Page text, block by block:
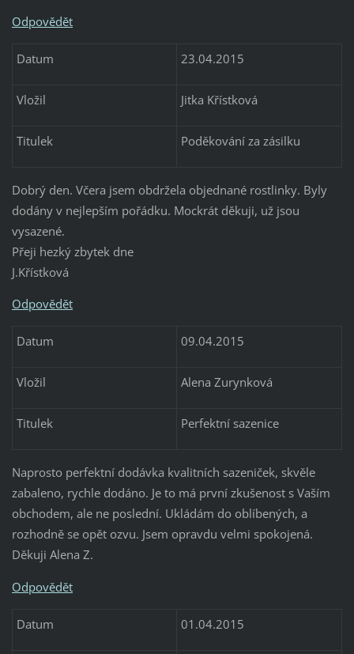
Odpovědět
Datum 23.04.2015
Vložil Jitka Křístková
Titulek Poděkování za zásilku
Dobrý den. Včera jsem obdržela objednané rostlinky. Byly
dodány v nejlepším pořádku. Mockrát děkuji, už jsou
vysazené.
Přeji hezký zbytek dne
J.Křístková
Odpovědět
Datum 09.04.2015
Vložil Alena Zurynková
Titulek Perfektní sazenice
Naprosto perfektní dodávka kvalitních sazeniček, skvěle
zabaleno, rychle dodáno. Je to má první zkušenost s Vaším
obchodem, ale ne poslední. Ukládám do oblíbených, a
rozhodně se opět ozvu. Jsem opravdu velmi spokojená.
Děkuji Alena Z.
Odpovědět
Datum 01.04.2015